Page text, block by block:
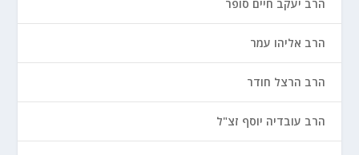
הרב יעקב חיים סופר
הרב אליהו עמר
הרב הרצל חודר
הרב עובדיה יוסף זצ"ל